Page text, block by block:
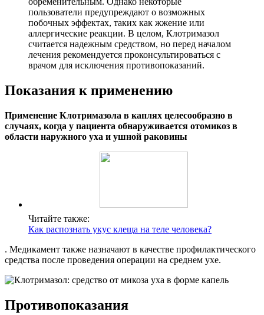
пользователи предупреждают о возможных
побочных эффектах, таких как жжение или
аллергические реакции. В целом, Клотримазол
считается надежным средством, но перед началом
лечения рекомендуется проконсультироваться с
врачом для исключения противопоказаний.
Показания к применению
Применение Клотримазола в каплях целесообразно в
случаях, когда у пациента обнаруживается отомикоз в
области наружного уха и ушной раковины
Читайте также:
Как распознать укус клеща на теле человека?
. Медикамент также назначают в качестве профилактического
средства после проведения операции на среднем ухе.
Противопоказания